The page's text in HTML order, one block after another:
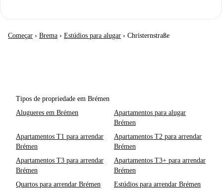
Começar › Brema › Estúdios para alugar › Christernstraße
Tipos de propriedade em Brémen
Alugueres em Brémen
Apartamentos para alugar
Brémen
Apartamentos T1 para arrendar
Brémen
Apartamentos T2 para arrendar
Brémen
Apartamentos T3 para arrendar
Brémen
Apartamentos T3+ para arrendar
Brémen
Quartos para arrendar Brémen
Estúdios para arrendar Brémen